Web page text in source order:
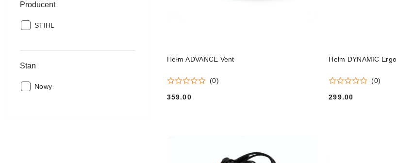
Producent
Producent:
STIHL
Stan
Stan:
Nowy
Hełm ADVANCE Vent
(0)
Cena:
359.00
Hełm DYNAMIC Ergo
(0)
Cena:
299.00